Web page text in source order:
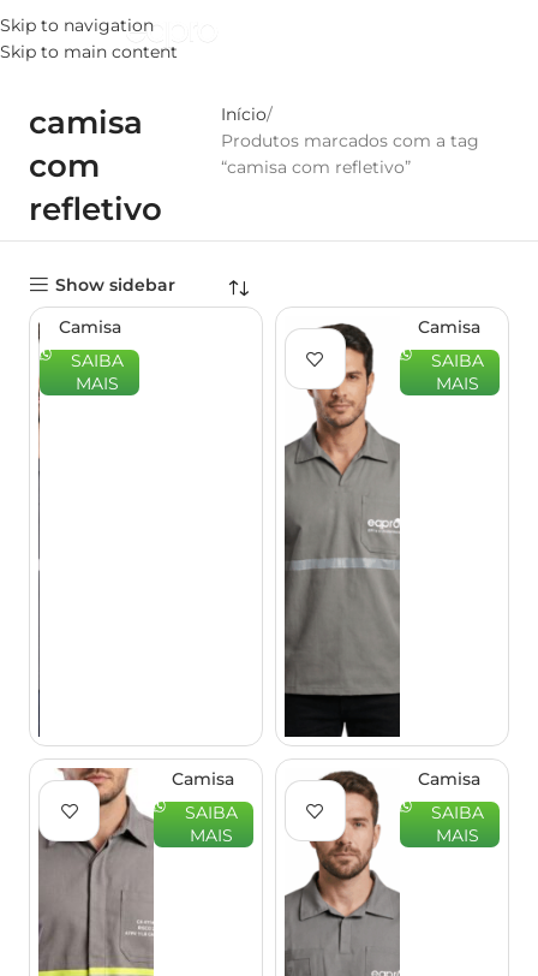
Skip to navigation
Skip to main content
MENU
camisa
com
refletivo
Início
Produtos marcados com a tag
“camisa com refletivo”
Show sidebar
Camisa
Profissional
Gola
Italiana –
SAIBA
MAIS
Camisa
Profissional
Gola
Italiana
SAIBA
MAIS
Camisa
Eletricista
Profissional
NR10 –
SAIBA
MAIS
Camisa
Profissional
Brim Gola
Polo
SAIBA
MAIS